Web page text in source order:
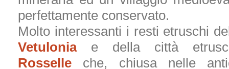
perfettamente conservato.
Molto interessanti i resti etruschi
Vetuloniae della città
Rosselle che, chiusa nelle